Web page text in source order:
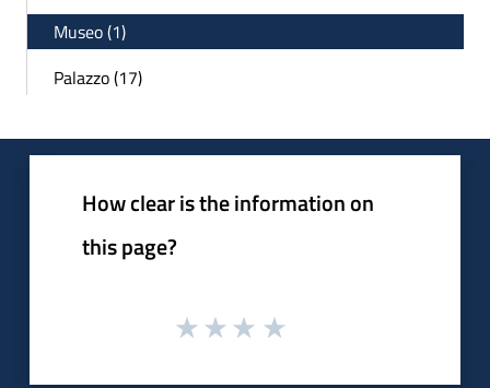
Museo (1)
Palazzo (17)
How clear is the information on
this page?